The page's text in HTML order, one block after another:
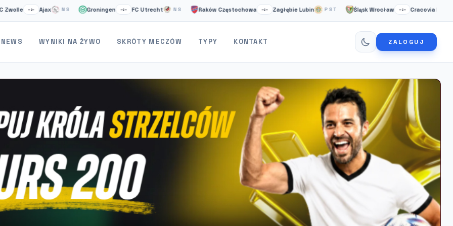
Ajax NS Groningen –:– FC Utrecht NS Raków Częstochowa –:– Zagłębie Lubin PST Śląsk Wrocław –:– Cracovia Krakow
NEWS WYNIKI NA ŻYWO SKRÓTY MECZÓW TYPY KONTAKT ZALOGUJ